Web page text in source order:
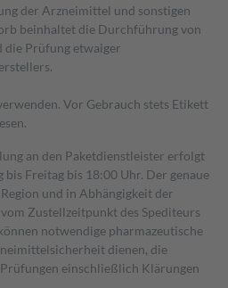
der Arzneimittel und sonstigen
beinhaltet die Durchführung von
die Prüfung etwaiger
Vor Gebrauch stets Etikett
an den Paketdienstleister erfolgt
Freitag bis 18:00 Uhr. Der genaue
und in Abhängigkeit der
Zustellzeitpunkt des Spediteurs
notwendige pharmazeutische
dienen, die
einschließlich Klärungen